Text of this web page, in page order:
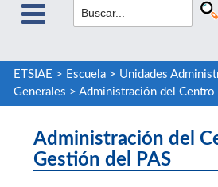
ETSIAE > Escuela> Unidades
Generales > Administración del Centro
Administración del
Gestión del PAS